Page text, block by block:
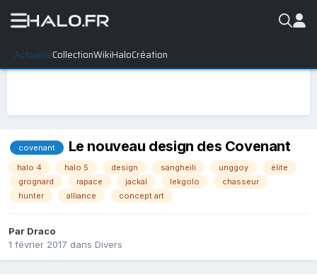
ActualitéCollectionWikiHaloCréation
covenant Le nouveau design des Covenant
halo 4 halo 5 design sangheili unggoy
élite
grognard
rapace jackal lekgolo
chasseur
hunter
alliance concept art
Par Draco
1 février 2017 dans Divers